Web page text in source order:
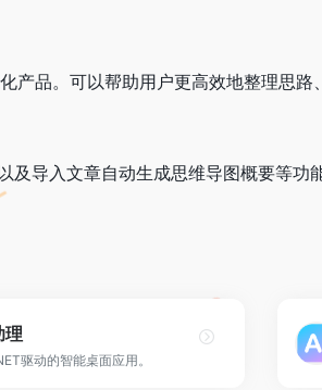
品。可以帮助用户更高效地整理思路
导入文章自动生成思维导图概要等功
理
驱动的智能桌面应用。